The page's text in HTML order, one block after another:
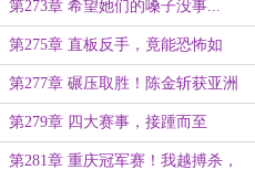
第273章 希望她们的嗓子没事...
第275章 直板反手，竟能恐怖如
斯？！
第277章 碾压取胜！陈金斩获亚洲
杯男单金牌！
第279章 四大赛事，接踵而至
第281章 重庆冠军赛！我越搏杀，